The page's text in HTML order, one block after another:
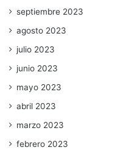
septiembre 2023
agosto 2023
julio 2023
junio 2023
mayo 2023
abril 2023
marzo 2023
febrero 2023